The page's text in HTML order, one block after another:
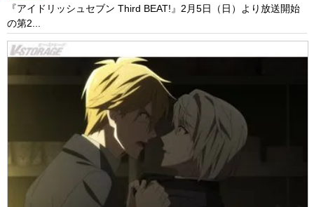
『アイドリッシュセブン Third BEAT!』2月5日（日）より放送開始
の第2...